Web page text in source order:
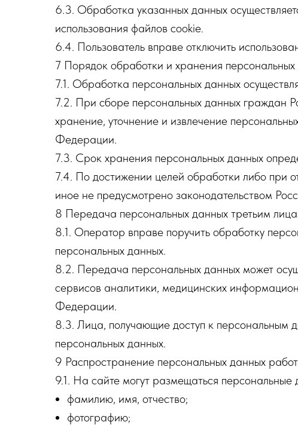
6.3. Обработка указанных данных
использования файлов cookie.
6.4. Пользователь вправе отключить
7 Порядок обработки и хранения
7.1. Обработка персональных данных
7.2. При сборе персональных данных граждан
хранение, уточнение и извлечение
Федерации.
7.3. Срок хранения персональных данных
7.4. По достижении целей обработки либо при
иное не предусмотрено законодательством
8 Передача персональных данных третьим
8.1. Оператор вправе поручить обработку
персональных данных.
8.2. Передача персональных данных может
сервисов аналитики, медицинских
Федерации.
8.3. Лица, получающие доступ к персональным
персональных данных.
9 Распространение персональных данных
9.1. На сайте могут размещаться
фамилию, имя, отчество;
фотографию;